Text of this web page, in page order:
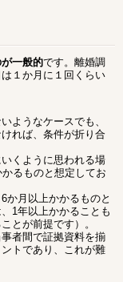
一般的です。離婚調
１か月に１回くらい
ようなケースでも、
れば、条件が折り合
くように思われる場
るものと想定してお
か月以上かかるものと
1年以上かかることも
とが前提です）。
者間で証拠資料を揃
トであり、これが難